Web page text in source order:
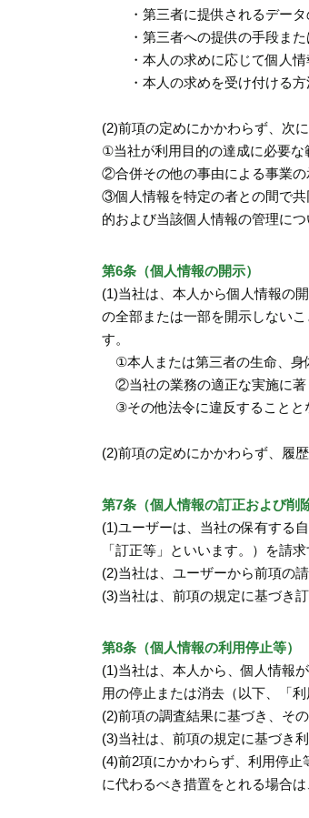
・第三者に提供されるデータ
・第三者への提供の手段また
・本人の求めに応じて個人情
・本人の求めを受け付ける方
(2)前項の定めにかかわらず、次
①当社が利用目的の達成に必要
②合併その他の事由による事業
③個人情報を特定の者との間で共
的および当該個人情報の管理に
第6条（個人情報の開示）
(1)当社は、本人から個人情報の
の全部または一部を開示しない
す。
①本人または第三者の生命、身
②当社の業務の適正な実施に著
③その他法令に違反することと
(2)前項の定めにかかわらず、履
第7条（個人情報の訂正および削除
(1)ユーザーは、当社の保有する
「訂正等」といいます。）を請
(2)当社は、ユーザーから前項の
(3)当社は、前項の規定に基づき
第8条（個人情報の利用停止等）
(1)当社は、本人から、個人情報
用の停止または消去（以下、「
(2)前項の調査結果に基づき、そ
(3)当社は、前項の規定に基づき
(4)前2項にかかわらず、利用停
に代わるべき措置をとれる場合